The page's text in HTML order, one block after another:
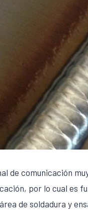
de comunicación
por lo cual es
de soldadura y